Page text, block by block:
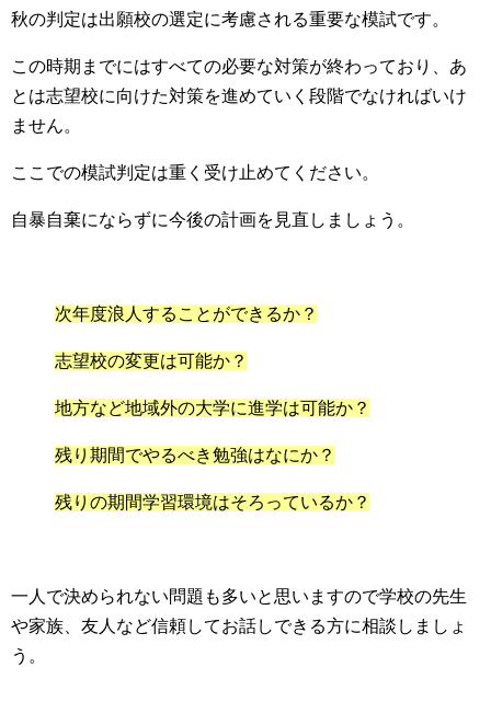
秋の判定は出願校の選定に考慮される重要な模試です。
この時期までにはすべての必要な対策が終わっており、あ
とは志望校に向けた対策を進めていく段階でなければいけ
ません。
ここでの模試判定は重く受け止めてください。
自暴自棄にならずに今後の計画を見直しましょう。
次年度浪人することができるか？
志望校の変更は可能か？
地方など地域外の大学に進学は可能か？
残り期間でやるべき勉強はなにか？
残りの期間学習環境はそろっているか？
一人で決められない問題も多いと思いますので学校の先生
や家族、友人など信頼してお話しできる方に相談しましょ
う。